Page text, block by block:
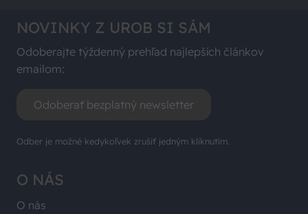
O NÁS
O nás
NOVINKY Z UROB SI SÁM
Odoberajte týždenný prehľad najlepších článkov
emailom:
Odoberať bezplatný newsletter
Odber je možné kedykoľvek zrušiť jedným kliknutím.